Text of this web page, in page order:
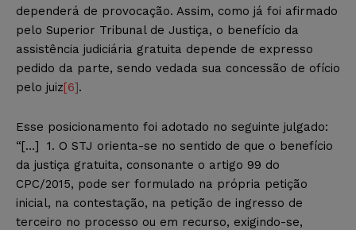
dependerá de provocação. Assim, como já foi afirmado
pelo Superior Tribunal de Justiça, o benefício da
assistência judiciária gratuita depende de expresso
pedido da parte, sendo vedada sua concessão de ofício
pelo juiz[6].
Esse posicionamento foi adotado no seguinte julgado:
“[…] 1. O STJ orienta-se no sentido de que o benefício
da justiça gratuita, consonante o artigo 99 do
CPC/2015, pode ser formulado na própria petição
inicial, na contestação, na petição de ingresso de
terceiro no processo ou em recurso, exigindo-se,